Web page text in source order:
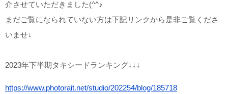
介させていただきました(^^♪
まだご覧になられていない方は下記リンクから是非ご覧くださ
いませ↓
2023年下半期タキシードランキング↓↓↓
https://www.photorait.net/studio/202254/blog/185718